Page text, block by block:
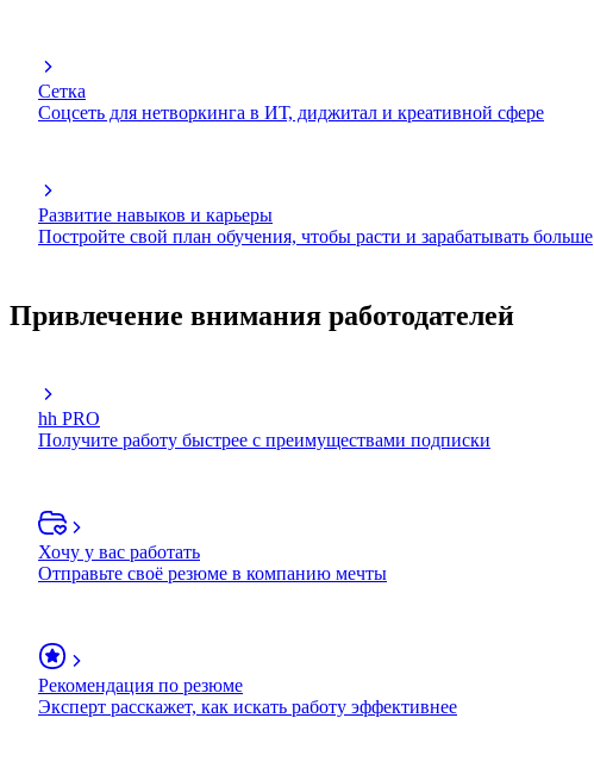
Сетка
Соцсеть для нетворкинга в ИТ, диджитал и креативной сфере
Развитие навыков и карьеры
Постройте свой план обучения, чтобы расти и зарабатывать больше
Привлечение внимания работодателей
hh PRO
Получите работу быстрее с преимуществами подписки
Хочу у вас работать
Отправьте своё резюме в компанию мечты
Рекомендация по резюме
Эксперт расскажет, как искать работу эффективнее